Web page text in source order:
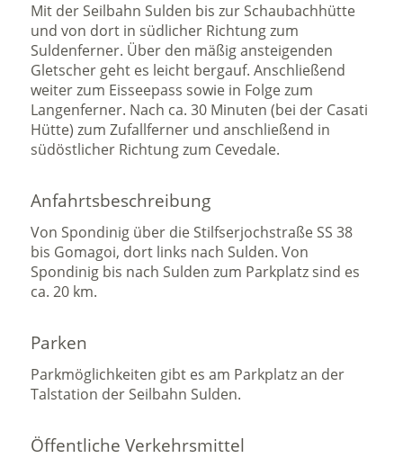
Mit der Seilbahn Sulden bis zur Schaubachhütte
und von dort in südlicher Richtung zum
Suldenferner. Über den mäßig ansteigenden
Gletscher geht es leicht bergauf. Anschließend
weiter zum Eisseepass sowie in Folge zum
Langenferner. Nach ca. 30 Minuten (bei der Casati
Hütte) zum Zufallferner und anschließend in
südöstlicher Richtung zum Cevedale.
Anfahrtsbeschreibung
Von Spondinig über die Stilfserjochstraße SS 38
bis Gomagoi, dort links nach Sulden. Von
Spondinig bis nach Sulden zum Parkplatz sind es
ca. 20 km.
Parken
Parkmöglichkeiten gibt es am Parkplatz an der
Talstation der Seilbahn Sulden.
Öffentliche Verkehrsmittel